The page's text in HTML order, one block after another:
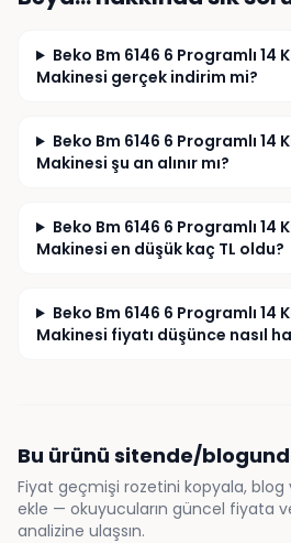
Beko Bm 6146 6 Programlı 14
Makinesi gerçek indirim mi?
Beko Bm 6146 6 Programlı 14
Makinesi şu an alınır mı?
Beko Bm 6146 6 Programlı 14
Makinesi en düşük kaç TL oldu?
Beko Bm 6146 6 Programlı 14
Makinesi fiyatı düşünce nasıl
Bu ürünü sitende/
Fiyat geçmişi rozetini kopyala, blog
ekle — okuyucuların güncel fiyata
analizine ulaşsın.